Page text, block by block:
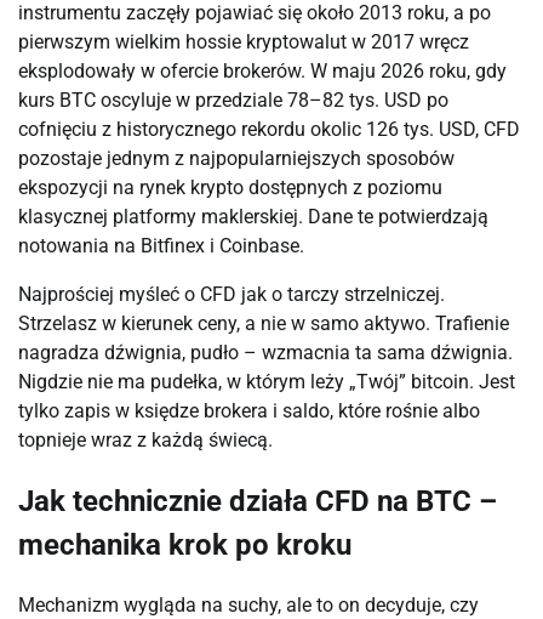
instrumentu zaczęły pojawiać się około 2013 roku, a po
pierwszym wielkim hossie kryptowalut w 2017 wręcz
eksplodowały w ofercie brokerów. W maju 2026 roku, gdy
kurs BTC oscyluje w przedziale 78–82 tys. USD po
cofnięciu z historycznego rekordu okolic 126 tys. USD, CFD
pozostaje jednym z najpopularniejszych sposobów
ekspozycji na rynek krypto dostępnych z poziomu
klasycznej platformy maklerskiej. Dane te potwierdzają
notowania na Bitfinex i Coinbase.
Najprościej myśleć o CFD jak o tarczy strzelniczej.
Strzelasz w kierunek ceny, a nie w samo aktywo. Trafienie
nagradza dźwignia, pudło – wzmacnia ta sama dźwignia.
Nigdzie nie ma pudełka, w którym leży „Twój” bitcoin. Jest
tylko zapis w księdze brokera i saldo, które rośnie albo
topnieje wraz z każdą świecą.
Jak technicznie działa CFD na BTC –
mechanika krok po kroku
Mechanizm wygląda na suchy, ale to on decyduje, czy